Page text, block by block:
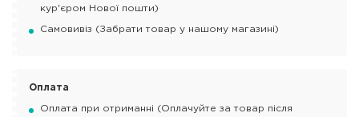
кур'єром Нової пошти)
Самовивіз (Забрати товар у нашому магазині)
Оплата
Оплата при отриманні (Оплачуйте за товар після